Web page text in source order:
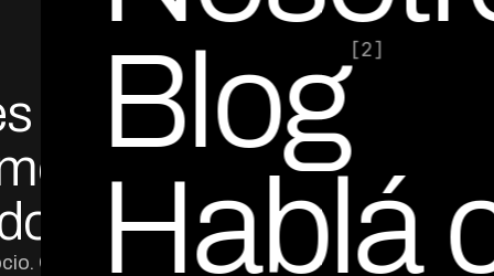
Blog[2]
Hablá
y
Conocé las
por Ed Escobar
Co-Founder & CEO